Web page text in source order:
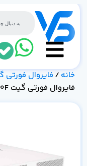
خانه / فایروال فورتی
فایروال فورتی گیت FG-3200F